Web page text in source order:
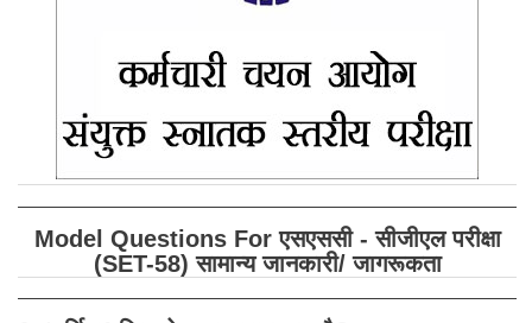
SSC Junior Engineer Notes
EBOOKS
SSC CGL PDF Ebooks
Model Questions For एसएससी - सीजीएल परीक्षा
(SET-58) सामान्य जानकारी/ जागरूकता